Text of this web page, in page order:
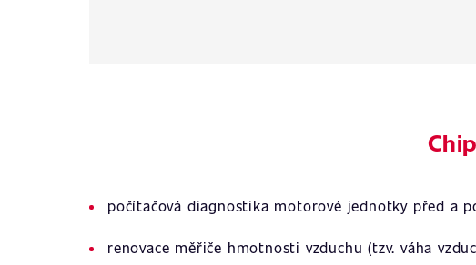
počítačová diagnostika motorové jednotky před a
renovace měřiče hmotnosti vzduchu (tzv. váha